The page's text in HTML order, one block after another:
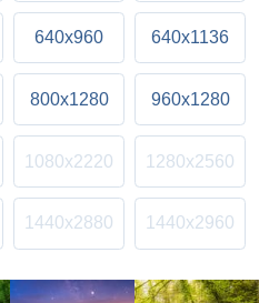
640x960 640x1136
800x1280 960x1280
1080x2220 1280x2560
1440x2880 1440x2960